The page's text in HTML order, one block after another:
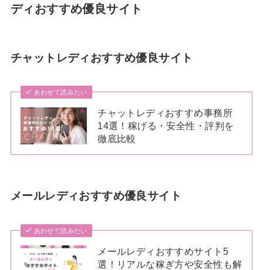
ディおすすめ優良サイト
チャットレディおすすめ優良サイト
あわせて読みたい
チャットレディおすすめ事務所
14選！稼げる・安全性・評判を
徹底比較
メールレディおすすめ優良サイト
あわせて読みたい
メールレディおすすめサイト5
選！リアルな稼ぎ方や安全性も解